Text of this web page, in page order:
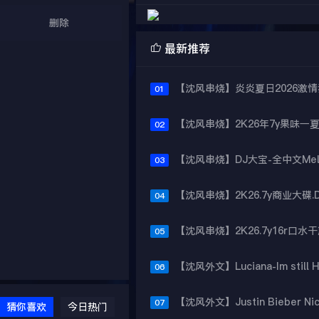
删除
猜你喜欢 今日热门
 最新推荐
01
02
03
04
05
06
07